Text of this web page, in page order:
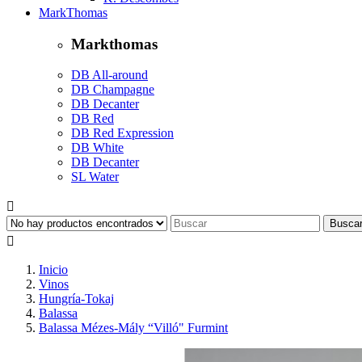
MarkThomas
Markthomas
DB All-around
DB Champagne
DB Decanter
DB Red
DB Red Expression
DB White
DB Decanter
SL Water

Buscar

Inicio
Vinos
Hungría-Tokaj
Balassa
Balassa Mézes-Mály “Villó" Furmint